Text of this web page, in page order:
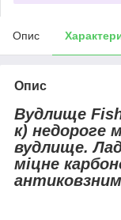
Опис
Опис
Вудлище
к) недороге
вудлище.
міцне